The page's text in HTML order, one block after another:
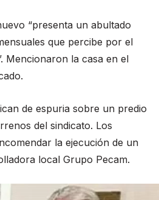
“presenta un abultado
que percibe por el
Mencionaron la casa en el
de espuria sobre un predio
del sindicato. Los
la ejecución de un
local Grupo Pecam.